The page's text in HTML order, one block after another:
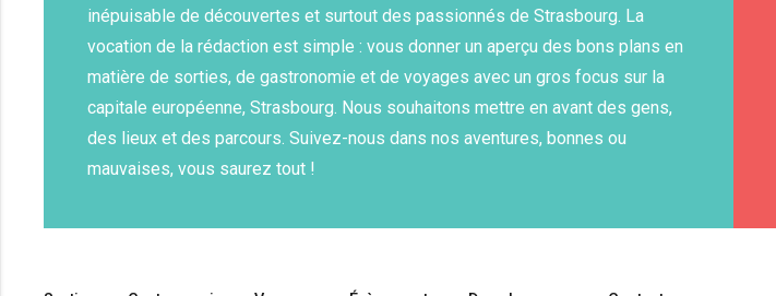
inépuisable de découvertes et surtout des passionnés de Strasbourg. La
vocation de la rédaction est simple : vous donner un aperçu des bons plans en
matière de sorties, de gastronomie et de voyages avec un gros focus sur la
capitale européenne, Strasbourg. Nous souhaitons mettre en avant des gens,
des lieux et des parcours. Suivez-nous dans nos aventures, bonnes ou
mauvaises, vous saurez tout !